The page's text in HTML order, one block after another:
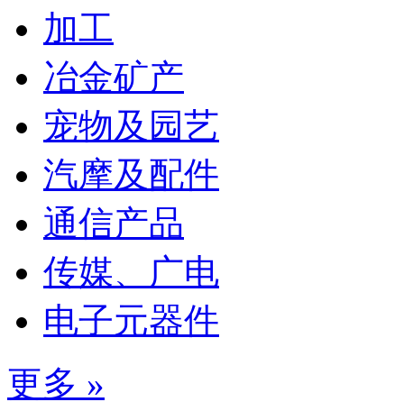
加工
冶金矿产
宠物及园艺
汽摩及配件
通信产品
传媒、广电
电子元器件
更多 »